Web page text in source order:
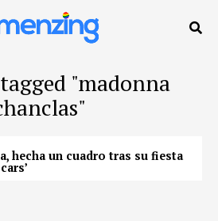
"madonna
hecha un cuadro tras su fiesta